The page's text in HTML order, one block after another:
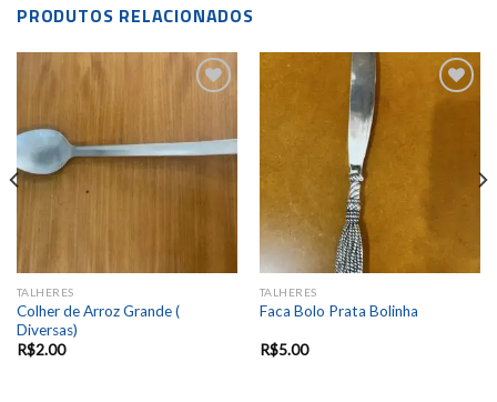
PRODUTOS RELACIONADOS
TALHERES
Colher de Arroz Grande (
Diversas)
R$2.00
TALHERES
Faca Bolo Prata Bolinha
R$5.00